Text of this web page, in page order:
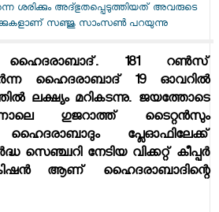
ശരിക്കും അദ്ഭുതപ്പെടുത്തിയത് അവരുടെ
സഞ്ജു സാംസണ്‍ പറയുന്നു
181 റണ്‍സ്
ഹൈദരാബാദ് 19 ഓവറില്‍
ലക്ഷ്യം മറികടന്നു. ജയത്തോടെ
ഗുജറാത്ത് ടൈറ്റന്‍സും
പ്ലേഓഫിലേക്ക്
സെഞ്ച്വറി നേടിയ വിക്കറ്റ് കീപ്പര്‍
ആണ് ഹൈദരാബാദിന്റെ